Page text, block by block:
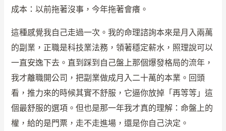
成本：以前拖著沒事，今年拖著會癢。
這種感覺我自己走過一次。我的命理諮詢本來是月入兩萬
的副業，正職是科技業法務，領著穩定薪水，照理說可以
一直安逸下去。直到踩到自己盤上那個爆發格局的流年，
我才離職開公司，把副業做成月入二十萬的本業。回頭
看，推力來的時候其實不舒服，它逼你放掉「再等等」這
個最舒服的選項。但也是那一年我才真的理解：命盤上的
權，給的是門票，走不走進場，還是你自己決定。